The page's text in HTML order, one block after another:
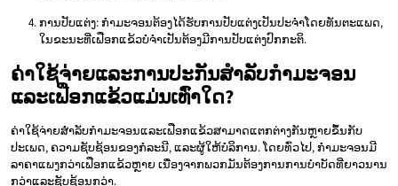
ການປັບແຕ່ງ: ກໍາມະຈອນຕ້ອງໄດ້ຮັບການປັບແຕ່ງເປັນປະຈໍາໂດຍທັນຕະແພດ,
ໃນຂະນະທີ່ເຟືອກແຂ້ວບໍ່ຈໍາເປັນຕ້ອງມີການປັບແຕ່ງປົກກະຕິ.
ຄ່າໃຊ້ຈ່າຍແລະການປະກັນສໍາລັບກໍາມະຈອນ
ແລະເຟືອກແຂ້ວແມ່ນເທົ່າໃດ?
ຄ່າໃຊ້ຈ່າຍສໍາລັບກໍາມະຈອນແລະເຟືອກແຂ້ວສາມາດແຕກຕ່າງກັນຫຼາຍຂຶ້ນກັບ
ປະເພດ, ຄວາມຊັບຊ້ອນຂອງກໍລະນີ, ແລະຜູ້ໃຫ້ບໍລິການ. ໂດຍທົ່ວໄປ, ກໍາມະຈອນມີ
ລາຄາແພງກວ່າເຟືອກແຂ້ວຫຼາຍ ເນື່ອງຈາກພວກມັນຕ້ອງການການບໍາບັດທີ່ຍາວນານ
ກວ່າແລະຊັບຊ້ອນກວ່າ.